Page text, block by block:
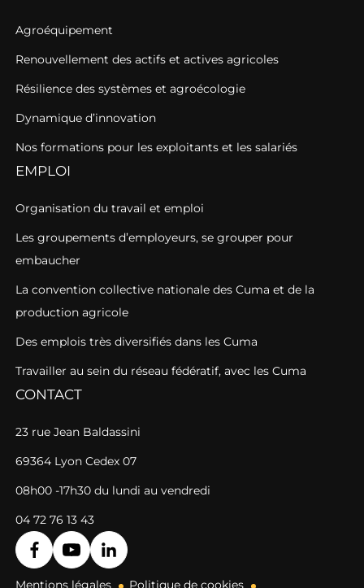
Agroéquipement
Renouvellement des actifs et actives agricoles
Résilience des systèmes et agroécologie
Dynamique d’innovation
Nos formations pour les exploitants et les salariés
EMPLOI
Organisation du travail et emploi
Les groupements d’employeurs, se grouper pour
embaucher
La convention collective nationale des Cuma et de la
production agricole
Des emplois très diversifiés dans les Cuma
Travailler au sein du réseau fédératif, avec les Cuma
CONTACT
23 rue Jean Baldassini
69364 Lyon Cedex 07
08h00 -17h30 du lundi au vendredi
04 72 76 13 43